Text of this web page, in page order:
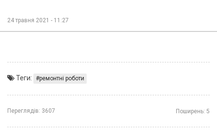
24 травня 2021 - 11:27
Теги: ремонтні роботи
Переглядів: 3607 Поширень: 5